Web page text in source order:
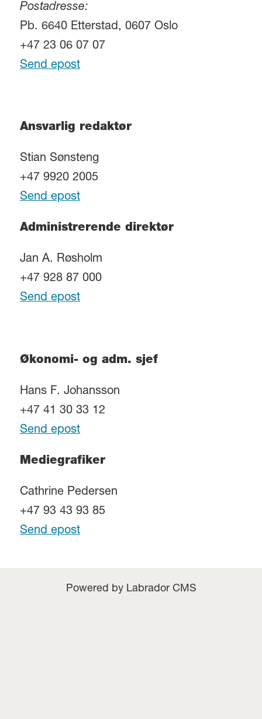
Postadresse:
Pb. 6640 Etterstad, 0607 Oslo
+47 23 06 07 07
Send epost
Ansvarlig redaktør
Stian Sønsteng
+47 9920 2005
Send epost
Administrerende direktør
Jan A. Røsholm
+47 928 87 000
Send epost
Økonomi- og adm. sjef
Hans F. Johansson
+47 41 30 33 12
Send epost
Mediegrafiker
Cathrine Pedersen
+47 93 43 93 85
Send epost
Powered by Labrador CMS